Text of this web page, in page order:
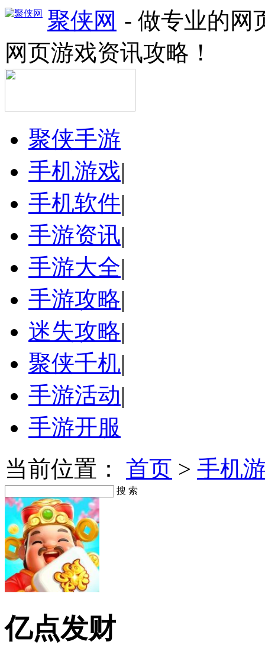
聚侠网 - 做专业的网
网页游戏资讯攻略！
聚侠手游
手机游戏|
手机软件|
手游资讯|
手游大全|
手游攻略|
迷失攻略|
聚侠千机|
手游活动|
手游开服
当前位置： 首页 > 手机
搜 索
亿点发财